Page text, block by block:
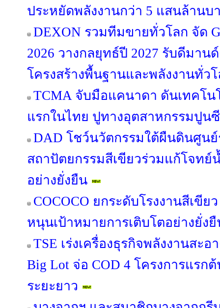
ประหยัดพลังงานกว่า 5 แสนล้านบ
DEXON รวมทีมขายทั่วโลก จัด
2026 วางกลยุทธ์ปี 2027 รับดีมาน
โครงสร้างพื้นฐานและพลังงานทั่ว
TCMA จับมือแคนาดา ดันเทคโน
แรกในไทย ปูทางอุตสาหกรรมปูนซี
DAD โชว์นวัตกรรมใต้ผืนดินศูน
สถาปัตยกรรมสีเขียวร่วมแก้โจท
อย่างยั่งยืน
COCOCO ยกระดับโรงงานสีเขี
หนุนเป้าหมายการเติบโตอย่างยั่ง
TSE เร่งเครื่องธุรกิจพลังงานสะ
Big Lot จ่อ COD 4 โครงการแรก
ระยะยาว